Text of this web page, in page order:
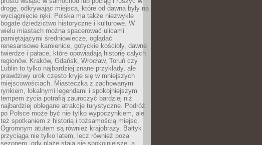
drogę, odkrywając miejsca, które od dawna były na
wyciągnięcie ręki. Polska ma także niezwykle
bogate dziedzictwo historyczne i kulturowe. W
wielu miastach można spacerować ulicami
pamiętającymi średniowiecze, oglądać
renesansowe kamienice, gotyckie kościoły, dawne
twierdze i pałace, które opowiadają historię całych
regionów. Kraków, Gdańsk, Wrocław, Toruń czy
Lublin to tylko najbardziej znane przykłady, ale
prawdziwy urok często kryje się w mniejszych
miejscowościach. Miasteczka z zachowanym
rynkiem, lokalnymi legendami i spokojniejszym
tempem życia potrafią zauroczyć bardziej niż
najbardziej oblegane atrakcje turystyczne. Podróż
po Polsce może być nie tylko wypoczynkiem, ale
też spotkaniem z historią i tożsamością miejsc.
Ogromnym atutem są również krajobrazy. Bałtyk
przyciąga nie tylko latem, lecz również poza
sezonem, gdy plaże stają się spokojniejsze, a